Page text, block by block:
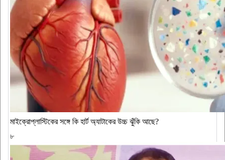
মাইক্রোপ্লাস্টিকের সঙ্গে কি হার্ট অ্যাটাকের উচ্চ ঝুঁকি আছে?
৮